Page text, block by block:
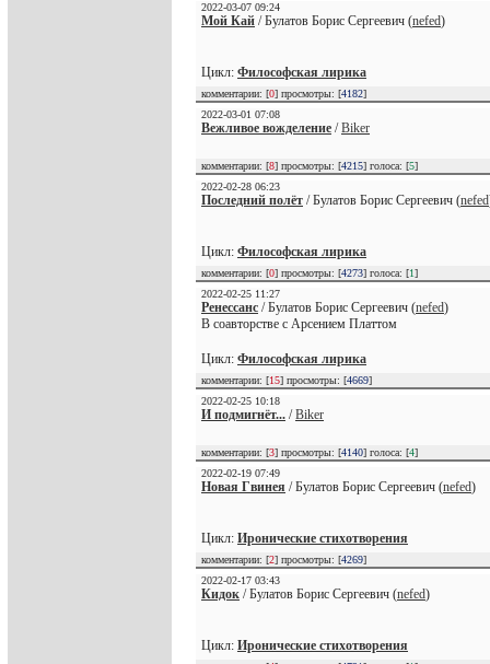
2022-03-07 09:24
Мой Кай / Булатов Борис Сергеевич (nefed)
Цикл: Философская лирика
комментарии: [0] просмотры: [4182]
2022-03-01 07:08
Вежливое вожделение /Biker
комментарии: [8] просмотры: [4215] голоса: [5]
2022-02-28 06:23
Последний полёт / Булатов Борис Сергеевич (nefed
Цикл: Философская лирика
комментарии: [0] просмотры: [4273] голоса: [1]
2022-02-25 11:27
Ренессанс / Булатов Борис Сергеевич (nefed)
В соавторстве с Арсением Платтом
Цикл: Философская лирика
комментарии: [15] просмотры: [4669]
2022-02-25 10:18
И подмигнёт... /Biker
комментарии: [3] просмотры: [4140] голоса: [4]
2022-02-19 07:49
Новая Гвинея / Булатов Борис Сергеевич (nefed)
Цикл: Иронические стихотворения
комментарии: [2] просмотры: [4269]
2022-02-17 03:43
Кидок / Булатов Борис Сергеевич (nefed)
Цикл: Иронические стихотворения